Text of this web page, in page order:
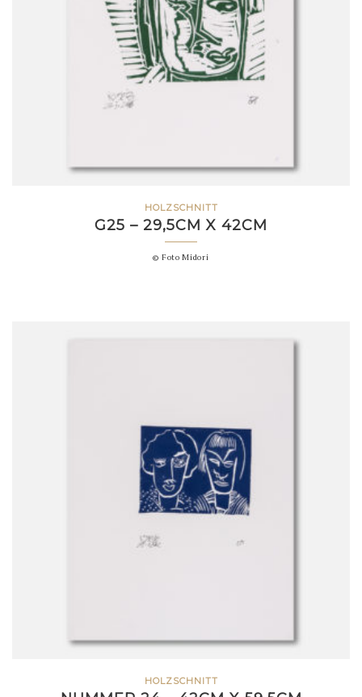
HOLZSCHNITT
G25 – 29,5CM X 42CM
© Foto Midori
HOLZSCHNITT